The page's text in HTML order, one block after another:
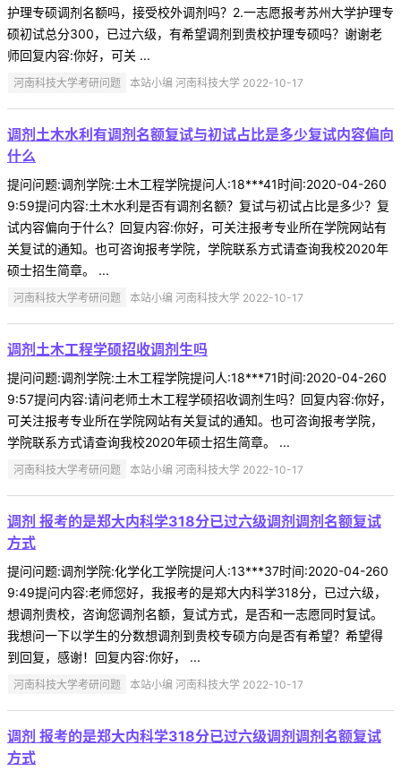
护理专硕调剂名额吗，接受校外调剂吗？2.一志愿报考苏州大学护理专
硕初试总分300，已过六级，有希望调剂到贵校护理专硕吗？谢谢老
师回复内容:你好，可关 ...
河南科技大学考研问题 本站小编 河南科技大学 2022-10-17
调剂土木水利有调剂名额复试与初试占比是多少复试内容偏向
什么
提问问题:调剂学院:土木工程学院提问人:18***41时间:2020-04-260
9:59提问内容:土木水利是否有调剂名额？复试与初试占比是多少？复
试内容偏向于什么？回复内容:你好，可关注报考专业所在学院网站有
关复试的通知。也可咨询报考学院，学院联系方式请查询我校2020年
硕士招生简章。 ...
河南科技大学考研问题 本站小编 河南科技大学 2022-10-17
调剂土木工程学硕招收调剂生吗
提问问题:调剂学院:土木工程学院提问人:18***71时间:2020-04-260
9:57提问内容:请问老师土木工程学硕招收调剂生吗？回复内容:你好，
可关注报考专业所在学院网站有关复试的通知。也可咨询报考学院，
学院联系方式请查询我校2020年硕士招生简章。 ...
河南科技大学考研问题 本站小编 河南科技大学 2022-10-17
调剂 报考的是郑大内科学318分已过六级调剂调剂名额复试
方式
提问问题:调剂学院:化学化工学院提问人:13***37时间:2020-04-260
9:49提问内容:老师您好，我报考的是郑大内科学318分，已过六级，
想调剂贵校，咨询您调剂名额，复试方式，是否和一志愿同时复试。
我想问一下以学生的分数想调剂到贵校专硕方向是否有希望？希望得
到回复，感谢！回复内容:你好， ...
河南科技大学考研问题 本站小编 河南科技大学 2022-10-17
调剂 报考的是郑大内科学318分已过六级调剂调剂名额复试
方式